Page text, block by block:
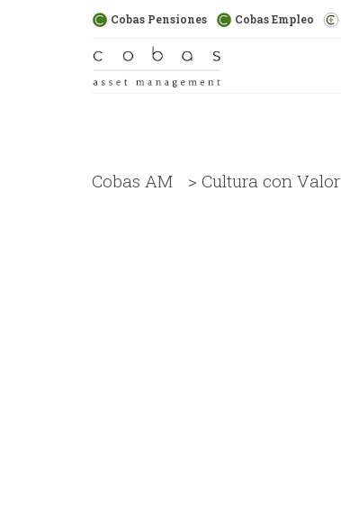
Cobas Pensiones Cobas Empleo
Cobas AM > Cultura con Valor